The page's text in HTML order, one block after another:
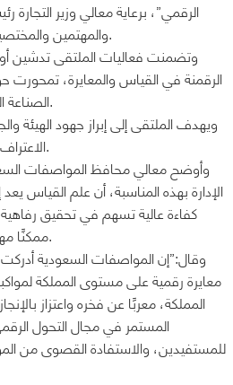
الرقمي”، برعاية معالي وزير
والمهتمين والمختصين، وذلك تزامناً مع الاحتفال باليوم العالمي للقياس الذي يوافق 20 مايو من كل عام.
وتضمنت فعاليات الملتقى تدشين
الرقمنة في القياس والمعايرة، تمحورت
الصناعة الوطنية، قدمها نخبة من المتحدثين والمختصين في مجال التحول الرقمي والمترولوجيا.
ويهدف الملتقى إلى إبراز جهود الهيئة
الاعتراف الدولي واعتماد خدمات المركز الوطني للقياس والمعايرة في تعزيز البنية التحية للجودة.
وأوضح معالي محافظ المواصفات
الإدارة بهذه المناسبة، أن علم القياس
كفاءة عالية تسهم في تحقيق
ممكنًا مهمًا لدعم تطور البنية التحتية الوطنية للجودة بشكل خاص والتطور الصناعي بشكل عام.
وقال:”إن المواصفات السعودية
المملكة، معربًا عن فخره واعتزاز
المستمر في مجال التحول
للمستفيدين، والاستفادة القصوى من